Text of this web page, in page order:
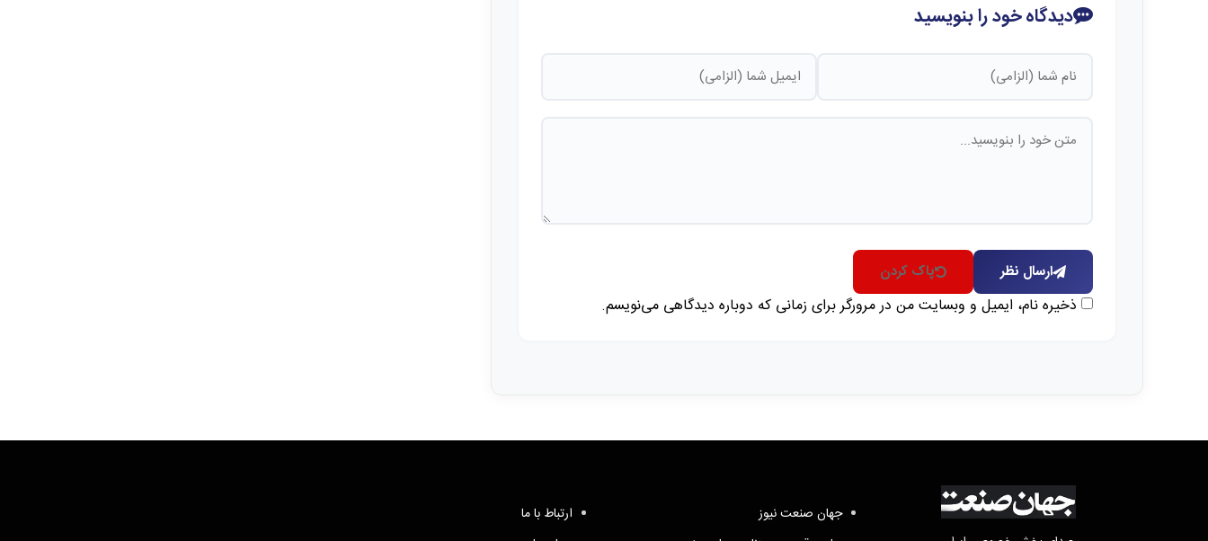
دیدگاه خود را بنویسید
ارسال نظر پاک کردن
ذخیره نام، ایمیل و وبسایت من در مرورگر برای زمانی که دوباره دیدگاهی می‌نویسم.
جهان صنعت نیوز
ارتباط با ما